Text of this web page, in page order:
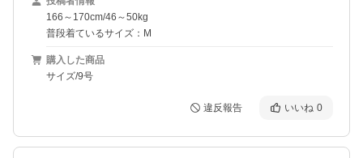
166～170cm/46～50kg
普段着ているサイズ：M
購入した商品
サイズ/9号
違反報告 いいね 0